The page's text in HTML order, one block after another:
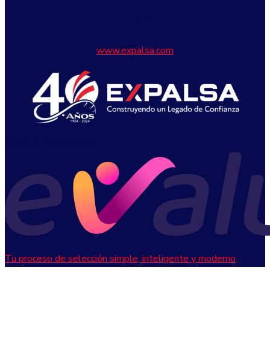
www.expalsa.com
Tu proceso de selección simple, inteligente y moderno